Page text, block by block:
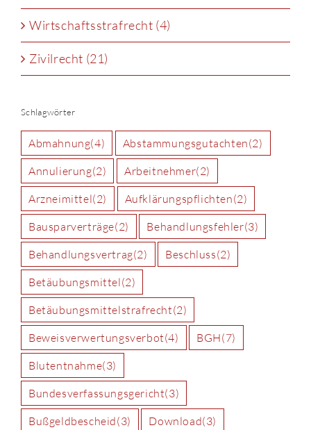
Wirtschaftsstrafrecht (4)
Zivilrecht (21)
Schlagwörter
Abmahnung(4) Abstammungsgutachten(2)
Annulierung(2) Arbeitnehmer(2)
Arzneimittel(2) Aufklärungspflichten(2)
Bausparverträge(2) Behandlungsfehler(3)
Behandlungsvertrag(2) Beschluss(2)
Betäubungsmittel(2)
Betäubungsmittelstrafrecht(2)
Beweisverwertungsverbot(4) BGH(7)
Blutentnahme(3)
Bundesverfassungsgericht(3)
Bußgeldbescheid(3) Download(3)